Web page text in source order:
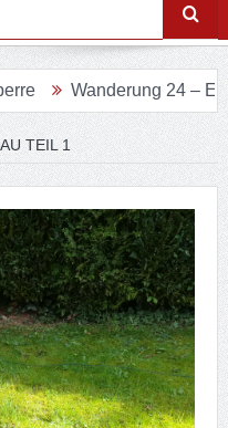
Wanderung 24 –
TEIL 1